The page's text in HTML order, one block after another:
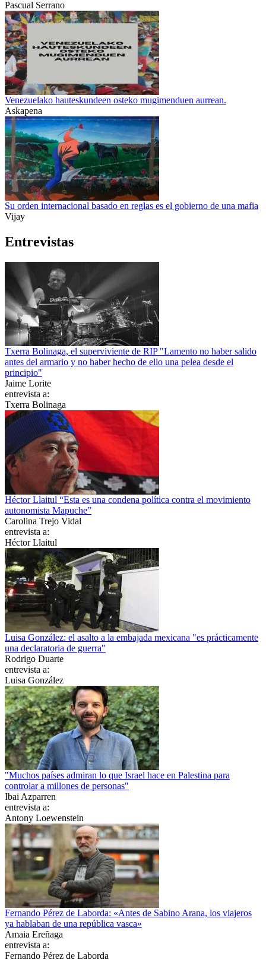
Pascual Serrano
Venezuelako hauteskundeen osteko mugimenduen aurrean.
Askapena
Su orden internacional basado en reglas es el gobierno de una mafia
Vijay
Entrevistas
Txerra Bolinaga, el superviviente de RIP "Lamento no haber salido
antes del armario y no haber hecho de ello una pelea desde el
principio"
Jaime Lorite
entrevista a:
Txerra Bolinaga
Héctor Llaitul “Esta es una condena política contra el movimiento
autonomista Mapuche”
Carolina Trejo Vidal
entrevista a:
Héctor Llaitul
Luisa González: el asalto a la embajada mexicana "es prácticamente
una declaratoria de guerra"
Rodrigo Duarte
entrevista a:
Luisa González
"Muchos países admiran lo que Israel hace en Palestina para
controlar a millones de personas"
Ibai Azparren
entrevista a:
Antony Loewenstein
Fernando Pérez de Laborda: «Antes de Sabino Arana, los viajeros
ya hablaban de una república vasca»
Amaia Ereñaga
entrevista a:
Fernando Pérez de Laborda